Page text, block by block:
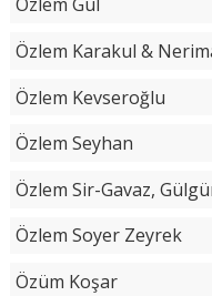
Özlem Gül
Özlem Karakul &
Özlem Kevseroğlu
Özlem Seyhan
Özlem Sir-Gavaz,
Özlem Soyer Zeyrek
Özüm Koşar